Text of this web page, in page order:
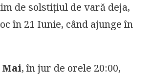
de solstițiul de vară deja,
în 21 Iunie, când ajunge în
Mai, în jur de orele 20:00,